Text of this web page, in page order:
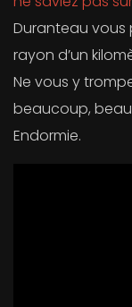
Duranteau vous
rayon d’un
Ne vous y
beaucoup,
Endormie.